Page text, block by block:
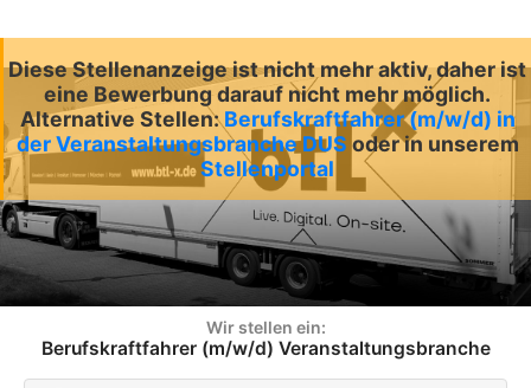
Diese Stellenanzeige ist nicht mehr aktiv, daher ist
eine Bewerbung darauf nicht mehr möglich.
Alternative Stellen:Berufskraftfahrer (m/w/d) in
der Veranstaltungsbranche DUS oder in unserem
Stellenportal
Wir stellen ein:
Berufskraftfahrer (m/w/d) Veranstaltungsbranche